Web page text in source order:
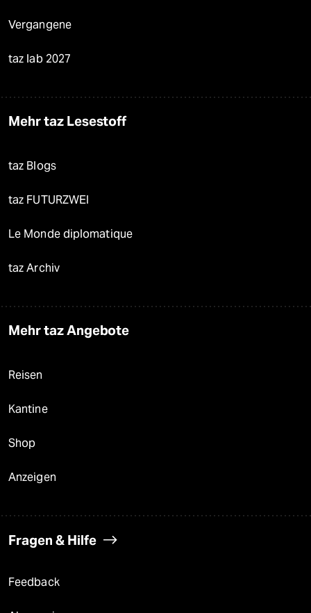
Vergangene
taz lab 2027
Mehr taz Lesestoff
taz Blogs
taz FUTURZWEI
Le Monde diplomatique
taz Archiv
Mehr taz Angebote
Reisen
Kantine
Shop
Anzeigen
Fragen & Hilfe
Feedback